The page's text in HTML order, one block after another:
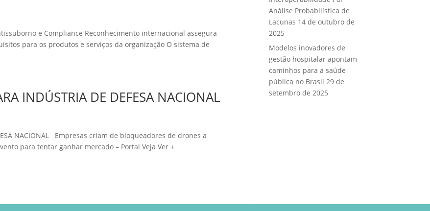
e Compliance Reconhecimento internacional assegura
para os produtos e serviços da organização O sistema de
INDÚSTRIA DE DEFESA NACIONAL
NACIONAL Empresas criam de bloqueadores de drones a
para tentar ganhar mercado – Portal Veja Ver +
Análise Probabilística de
Lacunas 14 de outubro de
2025
Modelos inovadores de
gestão hospitalar apontam
caminhos para a saúde
pública no Brasil 29 de
setembro de 2025